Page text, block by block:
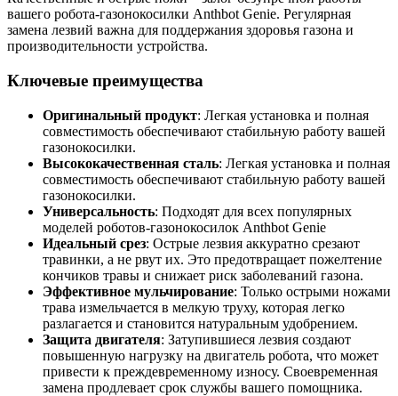
вашего робота-газонокосилки Anthbot Genie. Регулярная
замена лезвий важна для поддержания здоровья газона и
производительности устройства.
Ключевые преимущества
Оригинальный продукт: Легкая установка и полная
совместимость обеспечивают стабильную работу вашей
газонокосилки.
Высококачественная сталь: Легкая установка и полная
совместимость обеспечивают стабильную работу вашей
газонокосилки.
Универсальность: Подходят для всех популярных
моделей роботов-газонокосилок Anthbot Genie
Идеальный срез: Острые лезвия аккуратно срезают
травинки, а не рвут их. Это предотвращает пожелтение
кончиков травы и снижает риск заболеваний газона.
Эффективное мульчирование: Только острыми ножами
трава измельчается в мелкую труху, которая легко
разлагается и становится натуральным удобрением.
Защита двигателя: Затупившиеся лезвия создают
повышенную нагрузку на двигатель робота, что может
привести к преждевременному износу. Своевременная
замена продлевает срок службы вашего помощника.